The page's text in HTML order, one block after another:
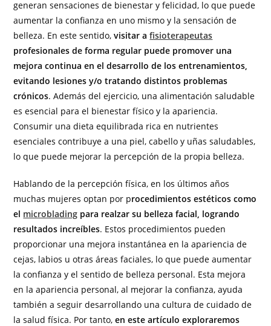
generan sensaciones de bienestar y felicidad, lo que puede
aumentar la confianza en uno mismo y la sensación de
belleza. En este sentido,visitar afisioterapeutas
profesionales de forma regular puede promover una
mejora continua en el desarrollo de los entrenamientos,
evitando lesiones y/o tratando distintos problemas
crónicos. Además del ejercicio, una alimentación saludable
es esencial para el bienestar físico y la apariencia.
Consumir una dieta equilibrada rica en nutrientes
esenciales contribuye a una piel, cabello y uñas saludables,
lo que puede mejorar la percepción de la propia belleza.
Hablando de la percepción física, en los últimos años
muchas mujeres optan por procedimientos estéticos como
el microblading para realzar su belleza facial, logrando
resultados increíbles. Estos procedimientos pueden
proporcionar una mejora instantánea en la apariencia de
cejas, labios u otras áreas faciales, lo que puede aumentar
la confianza y el sentido de belleza personal. Esta mejora
en la apariencia personal, al mejorar la confianza, ayuda
también a seguir desarrollando una cultura de cuidado de
la salud física. Por tanto,en este artículo exploraremos